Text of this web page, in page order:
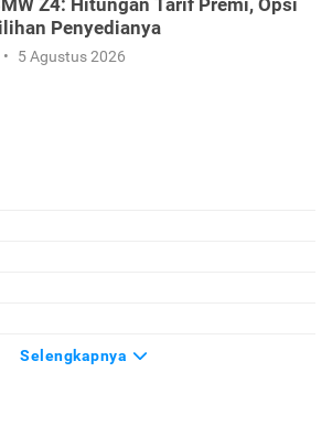
Z4: Hitungan Tarif Premi, Opsi
Penyedianya
• 5 Agustus 2026
Selengkapnya